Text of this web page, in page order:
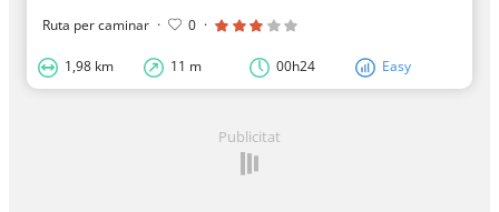
Ruta per caminar · 0 ·
1,98 km 11 m 00h24 Easy
Publicitat